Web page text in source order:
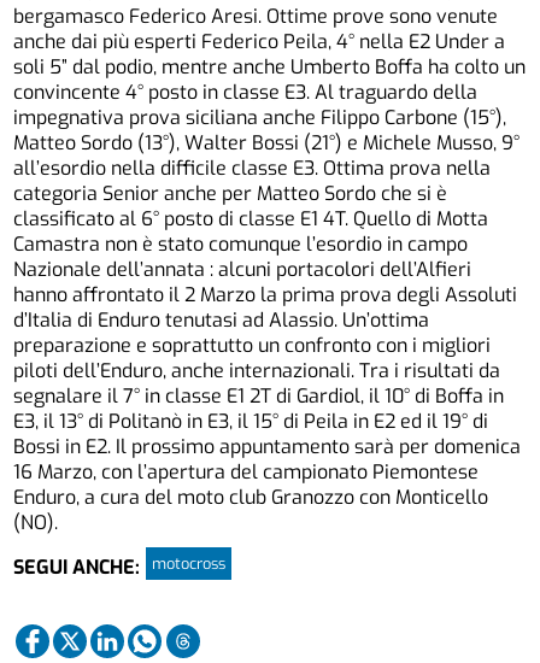
bergamasco Federico Aresi. Ottime prove sono venute
anche dai più esperti Federico Peila, 4° nella E2 Under a
soli 5” dal podio, mentre anche Umberto Boffa ha colto un
convincente 4° posto in classe E3. Al traguardo della
impegnativa prova siciliana anche Filippo Carbone (15°),
Matteo Sordo (13°), Walter Bossi (21°) e Michele Musso, 9°
all’esordio nella difficile classe E3. Ottima prova nella
categoria Senior anche per Matteo Sordo che si è
classificato al 6° posto di classe E1 4T. Quello di Motta
Camastra non è stato comunque l’esordio in campo
Nazionale dell’annata : alcuni portacolori dell’Alfieri
hanno affrontato il 2 Marzo la prima prova degli Assoluti
d’Italia di Enduro tenutasi ad Alassio. Un’ottima
preparazione e soprattutto un confronto con i migliori
piloti dell’Enduro, anche internazionali. Tra i risultati da
segnalare il 7° in classe E1 2T di Gardiol, il 10° di Boffa in
E3, il 13° di Politanò in E3, il 15° di Peila in E2 ed il 19° di
Bossi in E2. Il prossimo appuntamento sarà per domenica
16 Marzo, con l’apertura del campionato Piemontese
Enduro, a cura del moto club Granozzo con Monticello
(NO).
SEGUI ANCHE:
motocross